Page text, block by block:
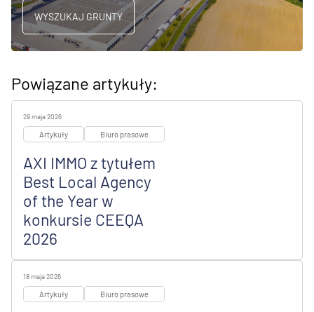
WYSZUKAJ GRUNTY
Powiązane artykuły:
29 maja 2026
Artykuły Biuro prasowe
AXI IMMO z tytułem
Best Local Agency
of the Year w
konkursie CEEQA
2026
18 maja 2026
Artykuły Biuro prasowe